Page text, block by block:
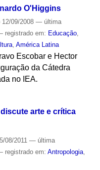
O'Higgins
12/09/2008 — última
registrado em: Educação,
, América Latina
Escobar e Hector
da Cátedra
no IEA.
arte e crítica
08/2011 — última
registrado em: Antropologia,